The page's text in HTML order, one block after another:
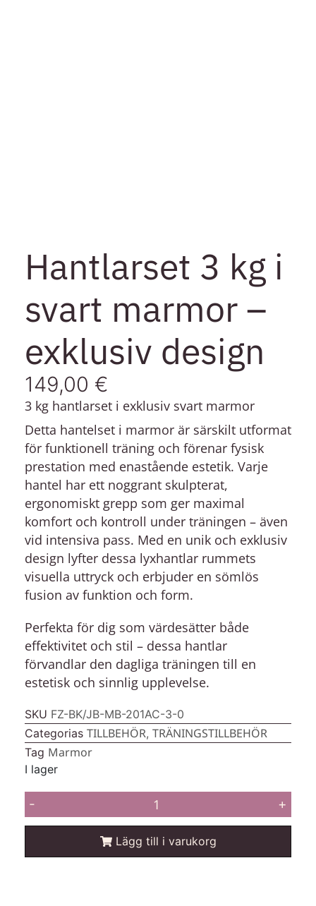
Hantlarset 3 kg i
svart marmor –
exklusiv design
149,00 €
3 kg hantlarset i exklusiv svart marmor
Detta hantelset i marmor är särskilt utformat
för funktionell träning och förenar fysisk
prestation med enastående estetik. Varje
hantel har ett noggrant skulpterat,
ergonomiskt grepp som ger maximal
komfort och kontroll under träningen – även
vid intensiva pass. Med en unik och exklusiv
design lyfter dessa lyxhantlar rummets
visuella uttryck och erbjuder en sömlös
fusion av funktion och form.
Perfekta för dig som värdesätter både
effektivitet och stil – dessa hantlar
förvandlar den dagliga träningen till en
estetisk och sinnlig upplevelse.
SKU FZ-BK/JB-MB-201AC-3-0
Categorias TILLBEHÖR, TRÄNINGSTILLBEHÖR
Tag Marmor
I lager
- +
Lägg till i varukorg